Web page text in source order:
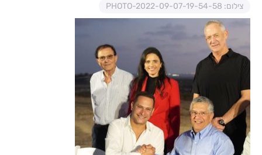
צילום: PHOTO-2022-09-07-19-54-58